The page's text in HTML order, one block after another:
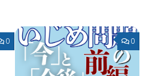
0 0